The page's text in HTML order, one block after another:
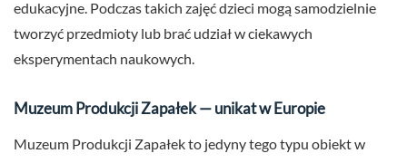
edukacyjne. Podczas takich zajęć dzieci mogą samodzielnie
tworzyć przedmioty lub brać udział w ciekawych
eksperymentach naukowych.
Muzeum Produkcji Zapałek — unikat w Europie
Muzeum Produkcji Zapałek to jedyny tego typu obiekt w